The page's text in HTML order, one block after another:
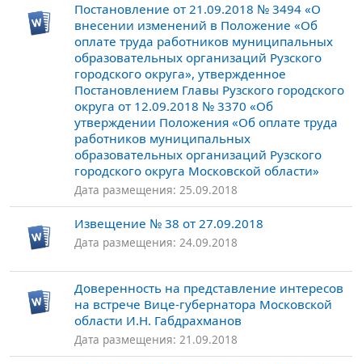
Постановление от 21.09.2018 № 3494 «О
внесении изменений в Положение «Об
оплате труда работников муниципальных
образовательных организаций Рузского
городского округа», утвержденное
Постановлением Главы Рузского городского
округа от 12.09.2018 № 3370 «Об
утверждении Положения «Об оплате труда
работников муниципальных
образовательных организаций Рузского
городского округа Московской области»
Дата размещения: 25.09.2018
Извещение № 38 от 27.09.2018
Дата размещения: 24.09.2018
Доверенность на представление интересов
на встрече Вице-губернатора Московской
области И.Н. Габдрахманов
Дата размещения: 21.09.2018